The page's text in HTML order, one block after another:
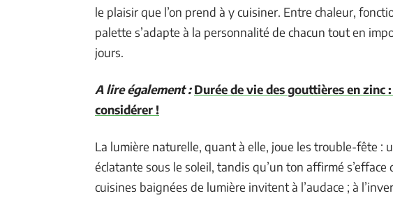
le plaisir que l’on prend à y cuisiner. Entre chaleur,
palette s’adapte à la personnalité de chacun tout en
jours.
A lire également : Durée de vie des gouttières en zinc
considérer !
La lumière naturelle, quant à elle, joue les trouble-fête :
éclatante sous le soleil, tandis qu’un ton affirmé s’efface
cuisines baignées de lumière invitent à l’audace ; à